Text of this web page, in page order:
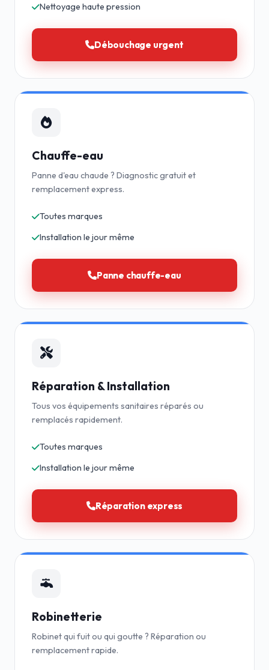
Nettoyage haute pression
Débouchage urgent
Chauffe-eau
Panne d'eau chaude ? Diagnostic gratuit et
remplacement express.
Toutes marques
Installation le jour même
Panne chauffe-eau
Réparation & Installation
Tous vos équipements sanitaires réparés ou
remplacés rapidement.
Toutes marques
Installation le jour même
Réparation express
Robinetterie
Robinet qui fuit ou qui goutte ? Réparation ou
remplacement rapide.